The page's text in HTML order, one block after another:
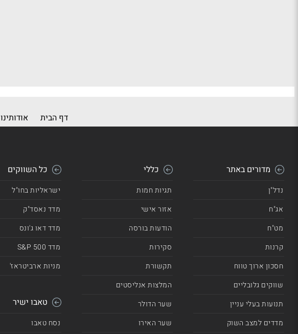
דף הבית אודותינו
מדורים באתר
נדל"ן
אג"ח
מט"ח
קרנות
חסכון ארוך טווח
שווקים גלובליים
תנועות בעלי עניין
מדדים למצב השוק
כללי
תגיות חמות
אזור אישי
הודעות בורסה
סקירות
תקשורת
המלצות אנליסטים
שער הדולר
שער האירו
כל השווקים
ישראליות בחו"ל
מדד נאסד"ק
מדד דאו ג'ונס
מדד 500 S&P
מניות ארביטראז'
טאבו ישיר
נסח טאבו